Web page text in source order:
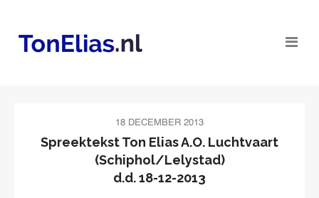
18 DECEMBER 2013
Spreektekst Ton Elias A.O. Luchtvaart
(Schiphol/Lelystad)
d.d. 18-12-2013